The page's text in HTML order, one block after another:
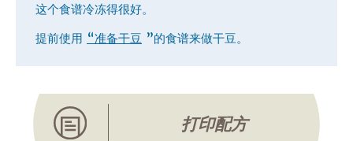
这个食谱冷冻得很好。
提前使用 “准备干豆 ”的食谱来做干豆。
打印配方